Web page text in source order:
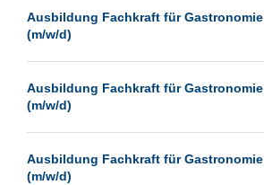
Pforzheim
Siegen
Ulm
Ausbildung Fachkraft für Gastronomie
(m/w/d)
Ausbildung Fachkraft für Gastronomie
(m/w/d)
Ausbildung Fachkraft für Gastronomie
(m/w/d)